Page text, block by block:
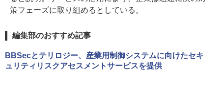
策フェーズに取り組めるとしている。
編集部のおすすめ記事
BBSecとテリロジー、産業用制御システムに向けたセキ
ュリティリスクアセスメントサービスを提供